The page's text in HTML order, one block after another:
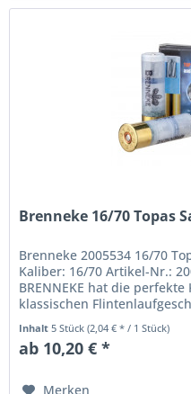
Brenneke 16/70 Topas
Brenneke 2005534 16/70
Kaliber: 16/70 Artikel-Nr.:
BRENNEKE hat die
klassischen
Inhalt 5 Stück(2,04 € * / 1 Stück)
ab 10,20 € *
Merken